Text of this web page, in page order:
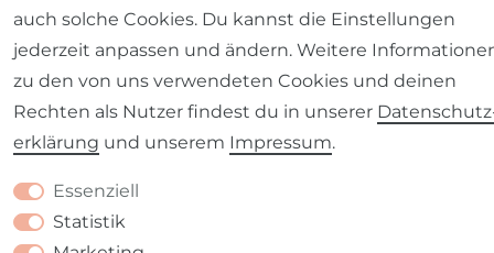
auch solche Cookies. Du kannst die Einstellungen
jederzeit anpassen und ändern. Weitere
zu den von uns verwendeten Cookies und deinen
Rechten als Nutzer findest du in unserer
erklärung und unserem Impressum.
Essenziell
Statistik